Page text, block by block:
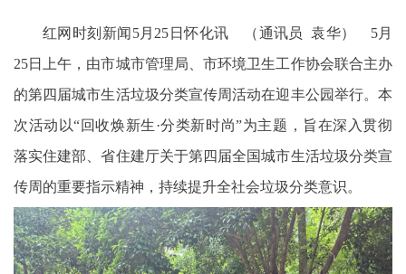
红网时刻新闻5月25日怀化讯 （通讯员 袁华） 5月
25日上午，由市城市管理局、市环境卫生工作协会联合主办
的第四届城市生活垃圾分类宣传周活动在迎丰公园举行。本
次活动以“回收焕新生·分类新时尚”为主题，旨在深入贯彻
落实住建部、省住建厅关于第四届全国城市生活垃圾分类宣
传周的重要指示精神，持续提升全社会垃圾分类意识。